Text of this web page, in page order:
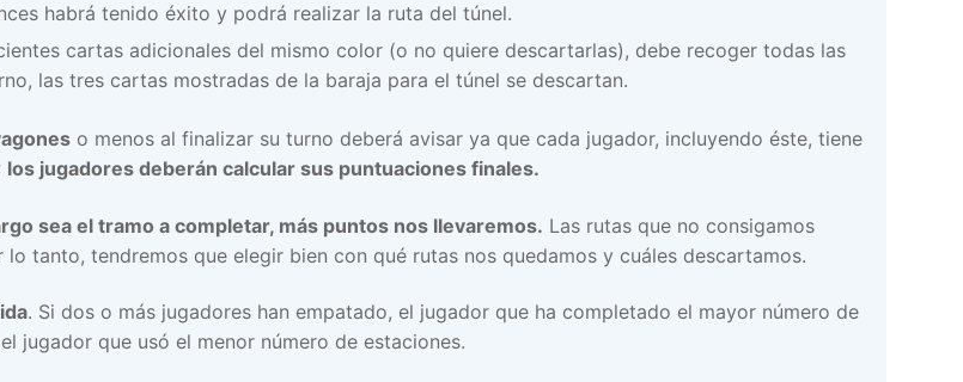
habrá tenido éxito y podrá realizar la ruta del túnel.
cartas adicionales del mismo color (o no quiere descartarlas), debe recoger todas las
las tres cartas mostradas de la baraja para el túnel se descartan.
o menos al finalizar su turno deberá avisar ya que cada jugador, incluyendo éste, tiene
los jugadores deberán calcular sus puntuaciones finales.
sea el tramo a completar, más puntos nos llevaremos. Las rutas que no consigamos
tanto, tendremos que elegir bien con qué rutas nos quedamos y cuáles descartamos.
. Si dos o más jugadores han empatado, el jugador que ha completado el mayor número de
jugador que usó el menor número de estaciones.